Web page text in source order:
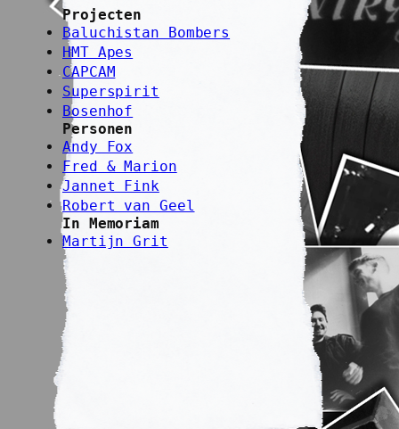
Projecten
Baluchistan Bombers
HMT Apes
CAPCAM
Superspirit
Bosenhof
Personen
Andy Fox
Fred & Marion
Jannet Fink
Robert van Geel
In Memoriam
Martijn Grit